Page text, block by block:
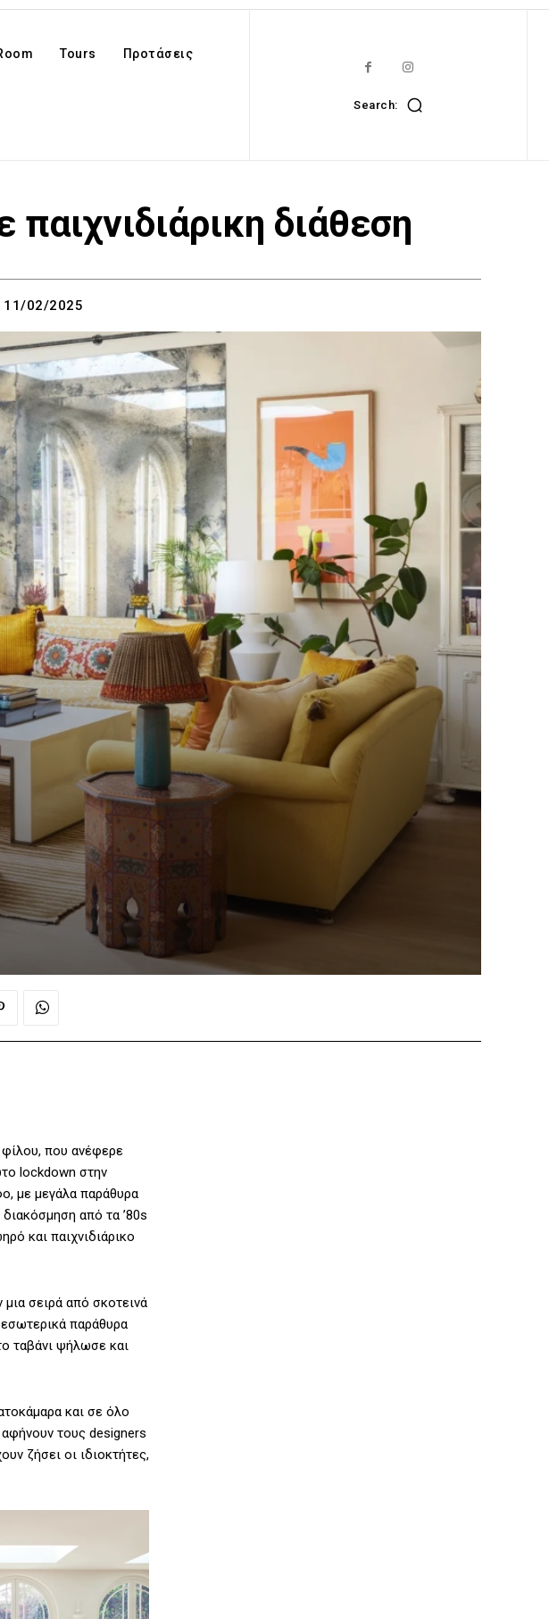
Tours Προτάσεις
Search:
διάθεση
11/02/2025
που ανέφερε
lockdown στην
με μεγάλα παράθυρα
από τα ’80s
και παιχνιδιάρικο
μια σειρά από σκοτεινά
παράθυρα
ταβάνι ψήλωσε και
και σε όλο
τους designers
ζήσει οι ιδιοκτήτες,